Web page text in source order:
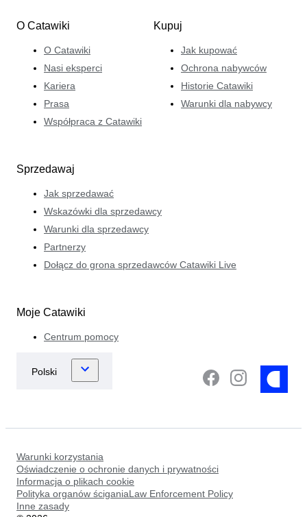
O Catawiki
O Catawiki
Nasi eksperci
Kariera
Prasa
Współpraca z Catawiki
Kupuj
Jak kupować
Ochrona nabywców
Historie Catawiki
Warunki dla nabywcy
Sprzedawaj
Jak sprzedawać
Wskazówki dla sprzedawcy
Warunki dla sprzedawcy
Partnerzy
Dołącz do grona sprzedawców Catawiki Live
Moje Catawiki
Centrum pomocy
Warunki korzystania
Oświadczenie o ochronie danych i prywatności
Informacja o plikach cookie
Polityka organów ściganiaLaw Enforcement Policy
Inne zasady